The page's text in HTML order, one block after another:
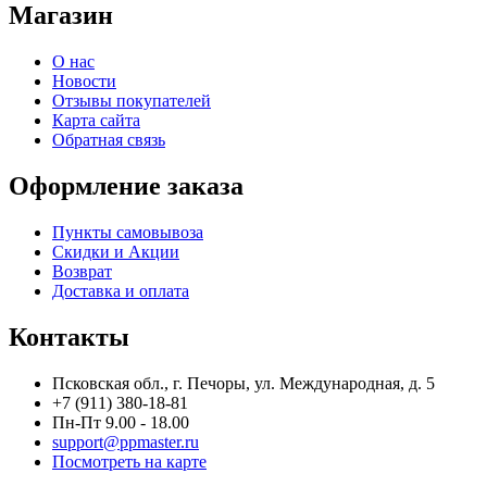
Магазин
О нас
Новости
Отзывы покупателей
Карта сайта
Обратная связь
Оформление заказа
Пункты самовывоза
Скидки и Акции
Возврат
Доставка и оплата
Контакты
Псковская обл., г. Печоры, ул. Международная, д. 5
+7 (911) 380-18-81
Пн-Пт 9.00 - 18.00
support@ppmaster.ru
Посмотреть на карте